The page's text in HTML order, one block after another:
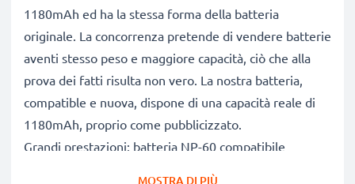
1180mAh ed ha la stessa forma della batteria
originale. La concorrenza pretende di vendere batterie
aventi stesso peso e maggiore capacità, ciò che alla
prova dei fatti risulta non vero. La nostra batteria,
compatible e nuova, dispone di una capacità reale di
1180mAh, proprio come pubblicizzato.
Grandi prestazioni: batteria NP-60 compatibile
MOSTRA DI PIÙ